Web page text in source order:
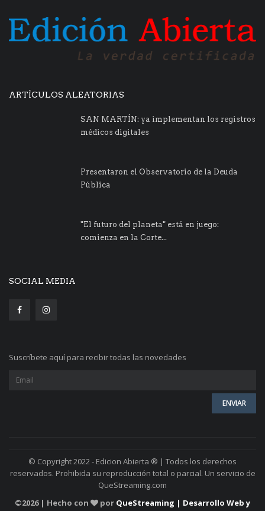
ARTÍCULOS ALEATORIAS
SAN MARTÍN: ya implementan los registros
médicos digitales
Presentaron el Observatorio de la Deuda
Pública
"El futuro del planeta" está en juego:
comienza en la Corte...
SOCIAL MEDIA
Suscríbete aquí para recibir todas las novedades
© Copyright 2022 - Edicion Abierta ® | Todos los derechos
reservados. Prohibida su reproducción total o parcial. Un servicio de
QueStreaming.com
©2026 | Hecho con por QueStreaming | Desarrollo Web y